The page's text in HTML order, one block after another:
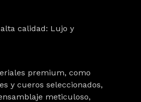
calidad: Lujo y
premium, como
y cueros seleccionados,
meticuloso,